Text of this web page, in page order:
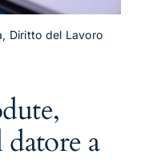
Diritto del Lavoro
a